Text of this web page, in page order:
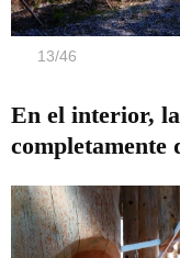
13/46
En el interior,
completamente